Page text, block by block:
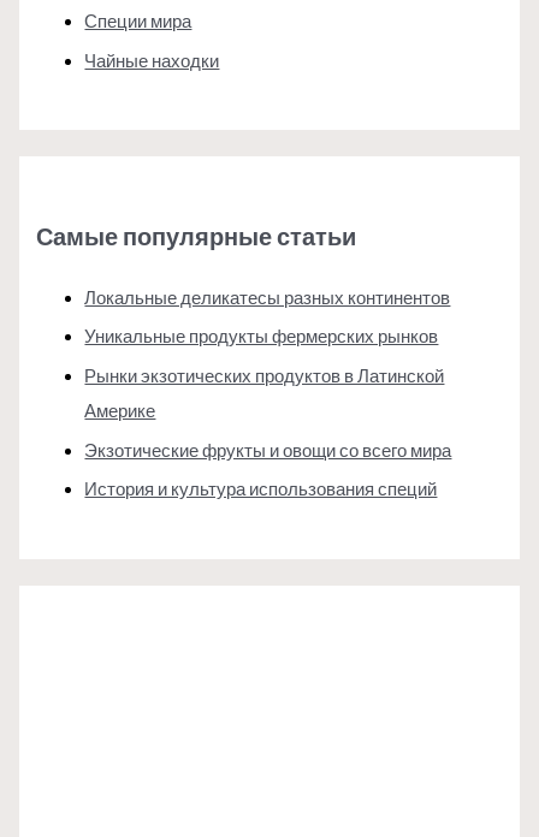
Специи мира
Чайные находки
Самые популярные статьи
Локальные деликатесы разных континентов
Уникальные продукты фермерских рынков
Рынки экзотических продуктов в Латинской
Америке
Экзотические фрукты и овощи со всего мира
История и культура использования специй